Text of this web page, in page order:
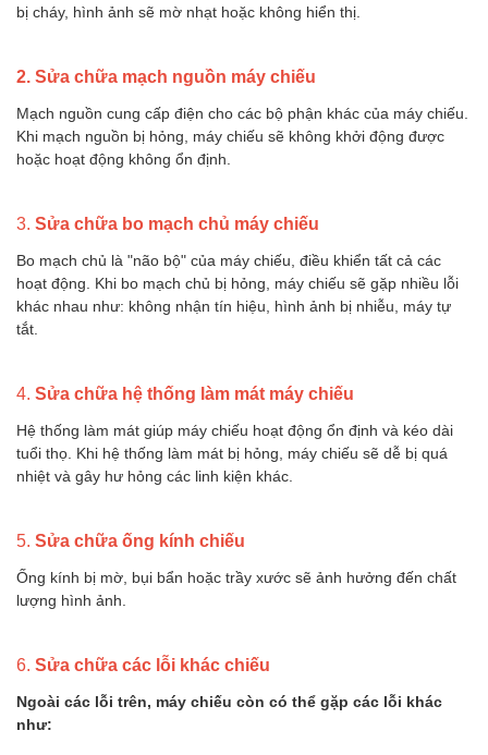
bị cháy, hình ảnh sẽ mờ nhạt hoặc không hiển thị.
2. Sửa chữa mạch nguồn máy chiếu
Mạch nguồn cung cấp điện cho các bộ phận khác của máy chiếu.
Khi mạch nguồn bị hỏng, máy chiếu sẽ không khởi động được
hoặc hoạt động không ổn định.
3. Sửa chữa bo mạch chủ máy chiếu
Bo mạch chủ là "não bộ" của máy chiếu, điều khiển tất cả các
hoạt động. Khi bo mạch chủ bị hỏng, máy chiếu sẽ gặp nhiều lỗi
khác nhau như: không nhận tín hiệu, hình ảnh bị nhiễu, máy tự
tắt.
4. Sửa chữa hệ thống làm mát máy chiếu
Hệ thống làm mát giúp máy chiếu hoạt động ổn định và kéo dài
tuổi thọ. Khi hệ thống làm mát bị hỏng, máy chiếu sẽ dễ bị quá
nhiệt và gây hư hỏng các linh kiện khác.
5. Sửa chữa ống kính chiếu
Ống kính bị mờ, bụi bẩn hoặc trầy xước sẽ ảnh hưởng đến chất
lượng hình ảnh.
6. Sửa chữa các lỗi khác chiếu
Ngoài các lỗi trên, máy chiếu còn có thể gặp các lỗi khác
như: